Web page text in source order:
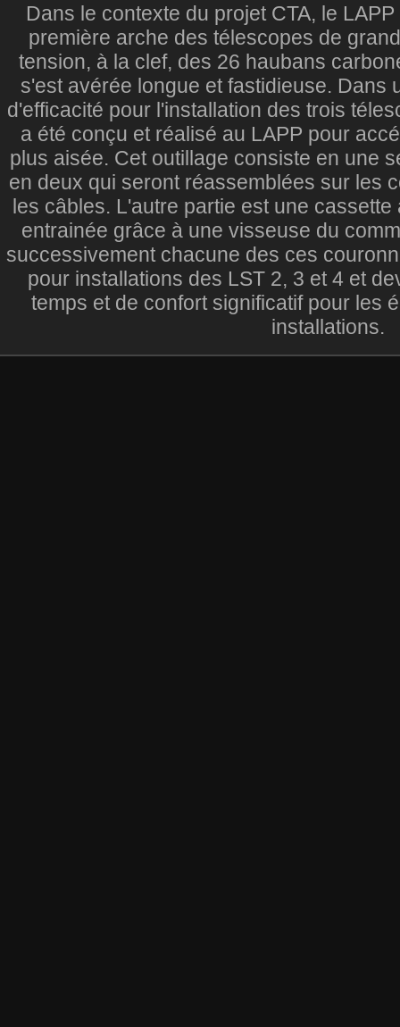
Dans le contexte du projet CTA, le
première arche des télescopes de
tension, à la clef, des 26 haubans
s'est avérée longue et fastidieuse. Dans
d'efficacité pour l'installation des trois
a été conçu et réalisé au LAPP pour
plus aisée. Cet outillage consiste en une
en deux qui seront réassemblées sur les
les câbles. L'autre partie est une
entrainée grâce à une visseuse du
successivement chacune des ces
pour installations des LST 2, 3 et 4 et
temps et de confort significatif pour les
installations.